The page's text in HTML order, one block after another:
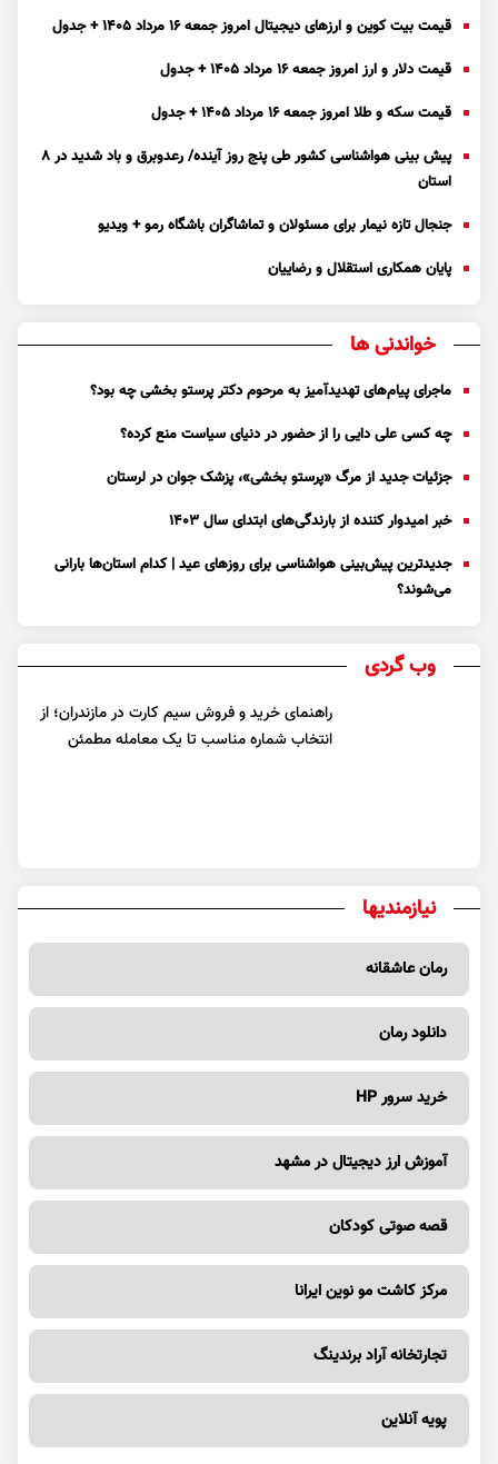
قیمت بیت کوین و ارز‌های دیجیتال امروز جمعه ۱۶ مرداد ۱۴۰۵ + جدول
قیمت دلار و ارز امروز جمعه ۱۶ مرداد ۱۴۰۵ + جدول
قیمت سکه و طلا امروز جمعه ۱۶ مرداد ۱۴۰۵ + جدول
پیش بینی هواشناسی کشور طی پنج روز آینده/ رعدوبرق و باد شدید در ۸
استان
جنجال تازه نیمار برای مسئولان و تماشاگران باشگاه رمو + ویدیو
پایان همکاری استقلال و رضاییان
خواندنی ها
ماجرای پیام‌های تهدیدآمیز به مرحوم دکتر پرستو بخشی چه بود؟
چه کسی علی دایی را از حضور در دنیای سیاست منع کرده؟
جزئیات جدید از مرگ «پرستو بخشی»، پزشک جوان در لرستان
خبر امیدوار کننده از بارندگی‌های ابتدای سال ۱۴۰۳
جدیدترین پیش‌بینی هواشناسی برای روزهای عید | کدام استان‌ها بارانی
می‌شوند؟
وب گردی
راهنمای خرید و فروش سیم کارت در مازندران؛ از
انتخاب شماره مناسب تا یک معامله مطمئن
نیازمندیها
رمان عاشقانه
دانلود رمان
خرید سرور HP
آموزش ارز دیجیتال در مشهد
قصه صوتی کودکان
مرکز کاشت مو نوین ایرانا
تجارتخانه آراد برندینگ
پویه آنلاین